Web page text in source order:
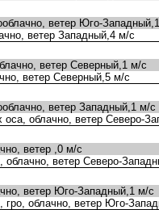
ветер Юго-
ветер Западный,4 м/с
ветер Северный,1 м/с
ветер Северный,5 м/с
ветер Западный,1 м/с
облачно, ветер Северо-
ветер ,0 м/с
ветер Северо-
ветер Юго-Западный,1 м/с
облачно, ветер Юго-